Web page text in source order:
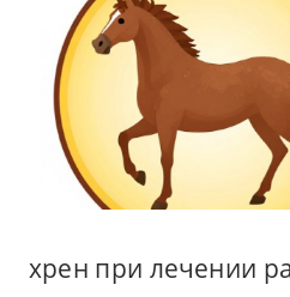
хрен при лечении